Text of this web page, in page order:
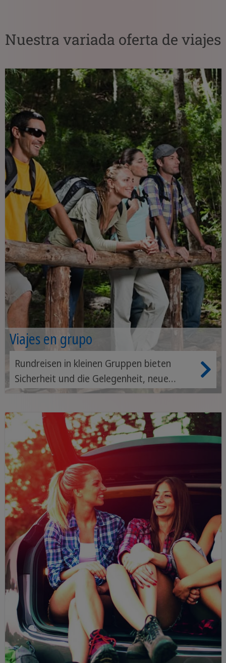
Nuestra variada oferta de viajes
Viajes en grupo
Rundreisen in kleinen Gruppen bieten
Sicherheit und die Gelegenheit, neue
Freunde zu finden. Sie können das Land in
erfahrenen Guides erkunden